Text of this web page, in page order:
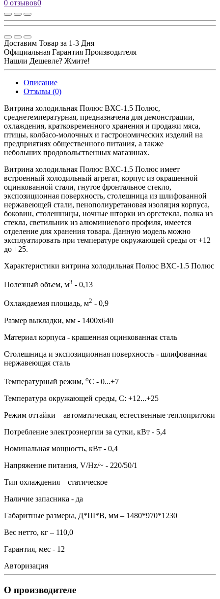
0 отзывов0
Доставим Товар за 1-3 Дня
Официальная Гарантия Производителя
Нашли Дешевле? Жмите!
Описание
Отзывы (0)
Витрина холодильная Полюс ВХС-1.5 Полюс,
среднетемпературная, предназначена для демонстрации,
охлаждения, кратковременного хранения и продажи мяса,
птицы, колбасо-молочных и гастрономических изделий на
предприятиях общественного питания, а также
небольших продовольственных магазинах.
Витрина холодильная Полюс ВХС-1.5 Полюс имеет
встроенный холодильный агрегат, корпус из окрашенной
оцинкованной стали, гнутое фронтальное стекло,
экспозиционная поверхность, столешница из шлифованной
нержавеющей стали, пенополиуретановая изоляция корпуса,
боковин, столешницы, ночные шторки из оргстекла, полка из
стекла, светильник из алюминиевого профиля, имеется
отделение для хранения товара. Данную модель можно
эксплуатировать при температуре окружающей среды от +12
до +25.
Характеристики витрина холодильная Полюс ВХС-1.5 Полюс
Полезный объем, м3 - 0,13
Охлаждаемая площадь, м2 - 0,9
Размер выкладки, мм - 1400х640
Материал корпуса - крашенная оцинкованная сталь
Столешница и экспозиционная поверхность - шлифованная
нержавеющая сталь
Температурный режим, оС - 0...+7
Температура окружающей среды, С: +12...+25
Режим оттайки – автоматическая, естественные теплопритоки
Потребление электроэнергии за сутки, кВт - 5,4
Номинальная мощность, кВт - 0,4
Напряжение питания, V/Hz/~ - 220/50/1
Тип охлаждения – статическое
Наличие запасника - да
Габаритные размеры, Д*Ш*В, мм – 1480*970*1230
Вес нетто, кг – 110,0
Гарантия, мес - 12
Авторизация
О производителе